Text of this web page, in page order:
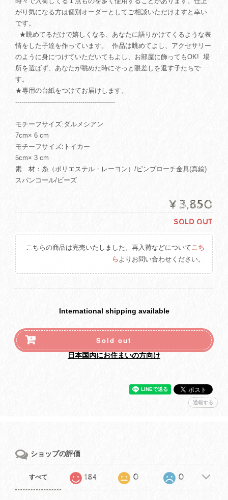
がり気になる方は個別オーダーとしてご相談いただけますと幸い
です。
★眺めてるだけで嬉しくなる、あなたに語りかけてくるような表
情をした子達を作っています。 作品は眺めてよし、アクセサリー
のように身につけていただいてもよし、お部屋に飾ってもOK! 場
所を選ばず、あなたが眺めた時にそっと眼差しを返す子たちで
す。
★専用の台紙をつけてお届けします。
-------------------------------------------------
モチーフサイズ:ダルメシアン
7cm× 6 cm
モチーフサイズ:トイカー
5cm× 3 cm
素 材：糸（ポリエステル・レーヨン）/ピンブローチ金具(真鍮)
スパンコール/ビーズ
¥3,850
SOLD OUT
こちらの商品は完売いたしました。再入荷などについてこち
らよりお問い合わせください。
International shipping available
Sold out
日本国内にお住まいの方向け
通報する
ショップの評価
すべて 184 0 0